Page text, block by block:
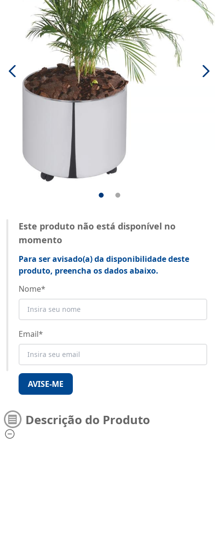
Este produto não está disponível no
momento
Para ser avisado(a) da disponibilidade deste
produto, preencha os dados abaixo.
Nome*
Email*
AVISE-ME
Descrição do Produto